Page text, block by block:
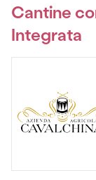
Cantine
Integrata